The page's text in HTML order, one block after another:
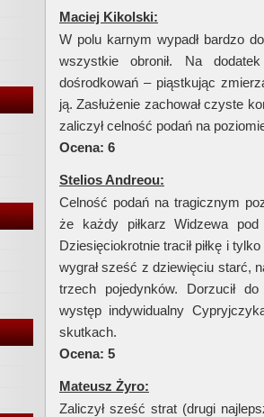
Maciej Kikolski:
W polu karnym wypadł bardzo
wszystkie obronił. Na
dośrodkowań – piąstkując
ją. Zasłużenie zachował czyste
zaliczył celność podań na
Ocena: 6
Stelios Andreou:
Celność podań na tragicznym
że każdy piłkarz Widzewa
Dziesięciokrotnie tracił piłkę i
wygrał sześć z dziewięciu starć,
trzech pojedynków. Dorzucił
występ indywidualny
skutkach.
Ocena: 5
Mateusz Żyro:
Zaliczył sześć strat (drugi